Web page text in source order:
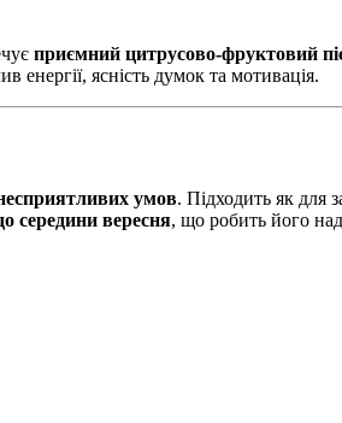
приємний цитрусово-фруктовий
енергії, ясність думок та мотивація.
умов. Підходить як для
середини вересня, що робить його